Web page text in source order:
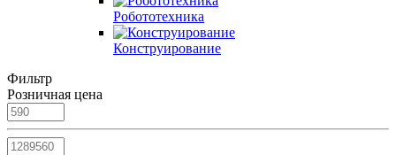
Робототехника
Конструирование
Фильтр
Розничная цена